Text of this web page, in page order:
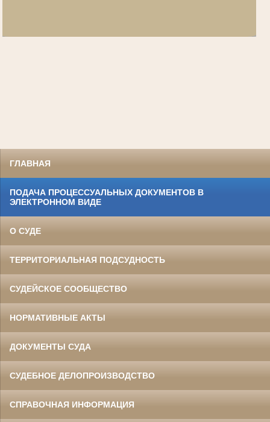
ГЛАВНАЯ
ПОДАЧА ПРОЦЕССУАЛЬНЫХ ДОКУМЕНТОВ В
ЭЛЕКТРОННОМ ВИДЕ
О СУДЕ
ТЕРРИТОРИАЛЬНАЯ ПОДСУДНОСТЬ
СУДЕЙСКОЕ СООБЩЕСТВО
НОРМАТИВНЫЕ АКТЫ
ДОКУМЕНТЫ СУДА
СУДЕБНОЕ ДЕЛОПРОИЗВОДСТВО
СПРАВОЧНАЯ ИНФОРМАЦИЯ